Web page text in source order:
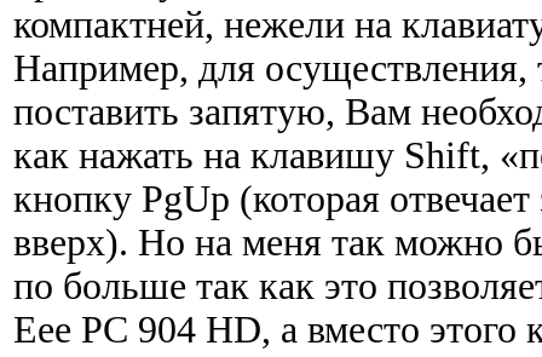
компактней, нежели на
Например, для осуществления,
поставить запятую, Вам
как нажать на клавишу Shift,
кнопку PgUp (которая
вверх). Но на меня так можно
по больше так как это
Eee PC 904 HD, а вместо этого